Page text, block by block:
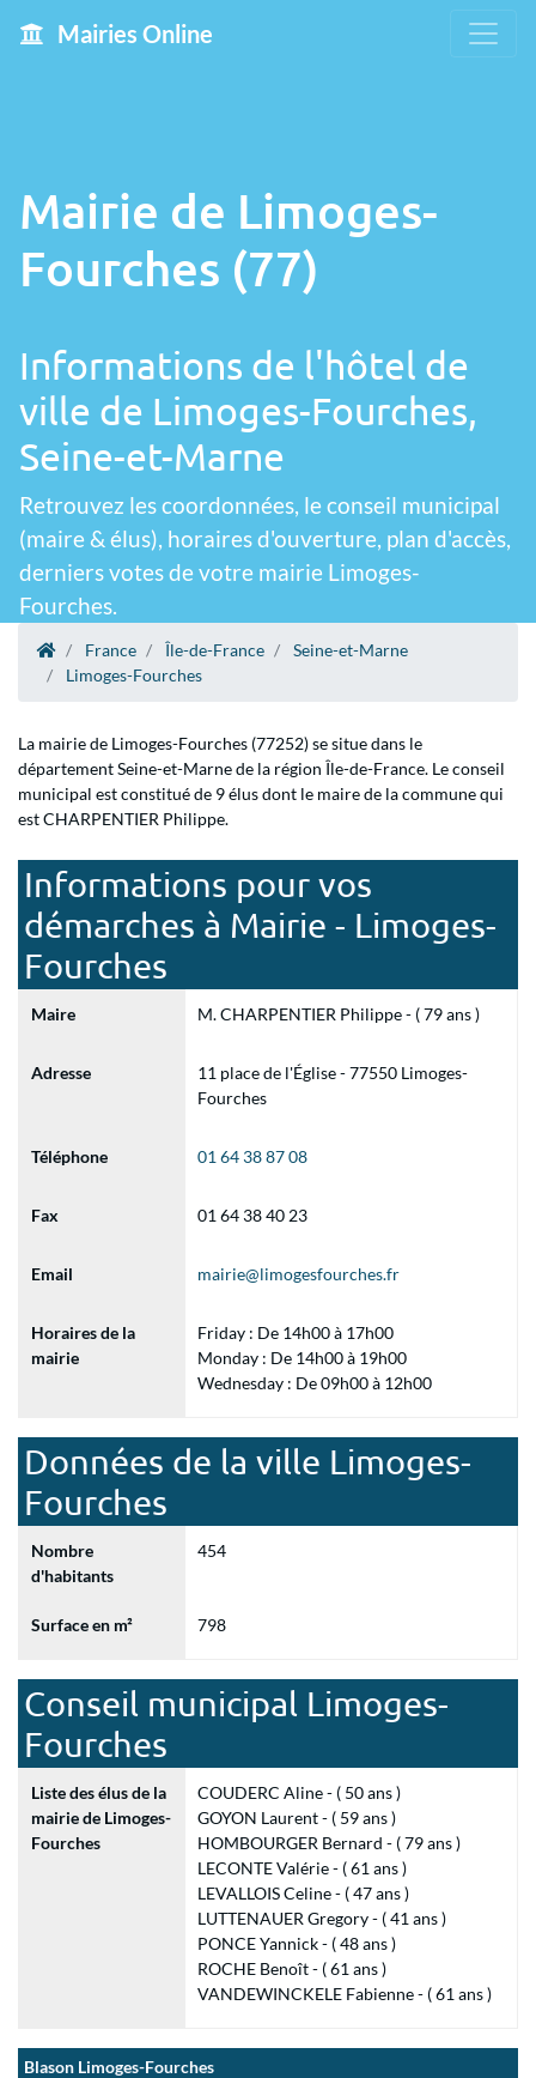
Mairies Online
Mairie de Limoges-
Fourches (77)
Informations de l'hôtel de
ville de Limoges-Fourches,
Seine-et-Marne
Retrouvez les coordonnées, le conseil municipal
(maire & élus), horaires d'ouverture, plan d'accès,
derniers votes de votre mairie Limoges-
Fourches.
France Île-de-France
Seine-et-Marne
Limoges-Fourches
La mairie de Limoges-Fourches (77252) se situe dans le
département Seine-et-Marne de la région Île-de-France. Le conseil
municipal est constitué de 9 élus dont le maire de la commune qui
est CHARPENTIER Philippe.
Informations pour vos
démarches à Mairie - Limoges-
Fourches
Maire M. CHARPENTIER Philippe - ( 79 ans )
Adresse
11 place de l'Église - 77550 Limoges-
Fourches
Téléphone 01 64 38 87 08
Fax 01 64 38 40 23
Email mairie@limogesfourches.fr
Horaires de la
mairie
Friday : De 14h00 à 17h00
Monday : De 14h00 à 19h00
Wednesday : De 09h00 à 12h00
Données de la ville Limoges-
Fourches
Nombre
d'habitants
454
Surface en m² 798
Conseil municipal Limoges-
Fourches
Liste des élus de la
mairie de Limoges-
Fourches
COUDERC Aline - ( 50 ans )
GOYON Laurent - ( 59 ans )
HOMBOURGER Bernard - ( 79 ans )
LECONTE Valérie - ( 61 ans )
LEVALLOIS Celine - ( 47 ans )
LUTTENAUER Gregory - ( 41 ans )
PONCE Yannick - ( 48 ans )
ROCHE Benoît - ( 61 ans )
VANDEWINCKELE Fabienne - ( 61 ans )
Blason Limoges-Fourches